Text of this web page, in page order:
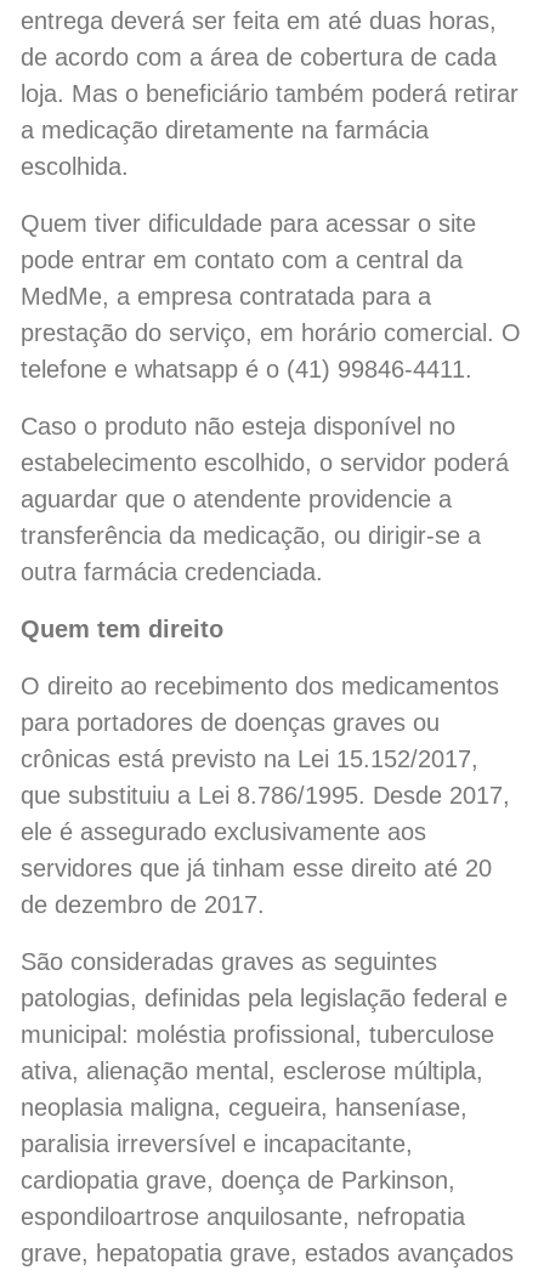
entrega deverá ser feita em até duas horas,
de acordo com a área de cobertura de cada
loja. Mas o beneficiário também poderá retirar
a medicação diretamente na farmácia
escolhida.
Quem tiver dificuldade para acessar o site
pode entrar em contato com a central da
MedMe, a empresa contratada para a
prestação do serviço, em horário comercial. O
telefone e whatsapp é o (41) 99846-4411.
Caso o produto não esteja disponível no
estabelecimento escolhido, o servidor poderá
aguardar que o atendente providencie a
transferência da medicação, ou dirigir-se a
outra farmácia credenciada.
Quem tem direito
O direito ao recebimento dos medicamentos
para portadores de doenças graves ou
crônicas está previsto na Lei 15.152/2017,
que substituiu a Lei 8.786/1995. Desde 2017,
ele é assegurado exclusivamente aos
servidores que já tinham esse direito até 20
de dezembro de 2017.
São consideradas graves as seguintes
patologias, definidas pela legislação federal e
municipal: moléstia profissional, tuberculose
ativa, alienação mental, esclerose múltipla,
neoplasia maligna, cegueira, hanseníase,
paralisia irreversível e incapacitante,
cardiopatia grave, doença de Parkinson,
espondiloartrose anquilosante, nefropatia
grave, hepatopatia grave, estados avançados